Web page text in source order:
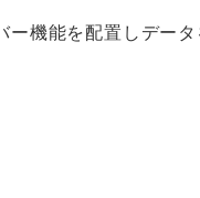
機能を配置しデー